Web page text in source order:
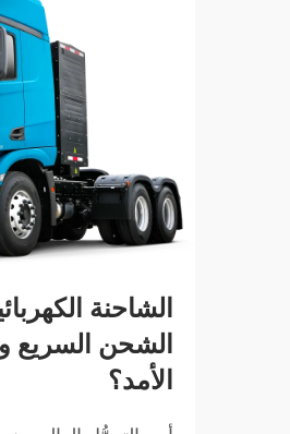
الشاحنة
الشحن السريع
الأمد؟